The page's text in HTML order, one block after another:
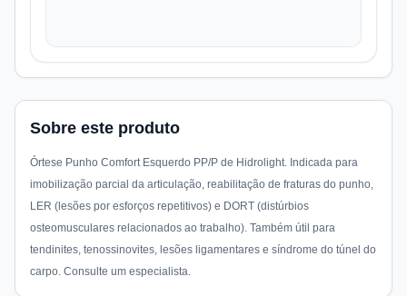
Sobre este produto
Órtese Punho Comfort Esquerdo PP/P de Hidrolight. Indicada para
imobilização parcial da articulação, reabilitação de fraturas do punho,
LER (lesões por esforços repetitivos) e DORT (distúrbios
osteomusculares relacionados ao trabalho). Também útil para
tendinites, tenossinovites, lesões ligamentares e síndrome do túnel do
carpo. Consulte um especialista.